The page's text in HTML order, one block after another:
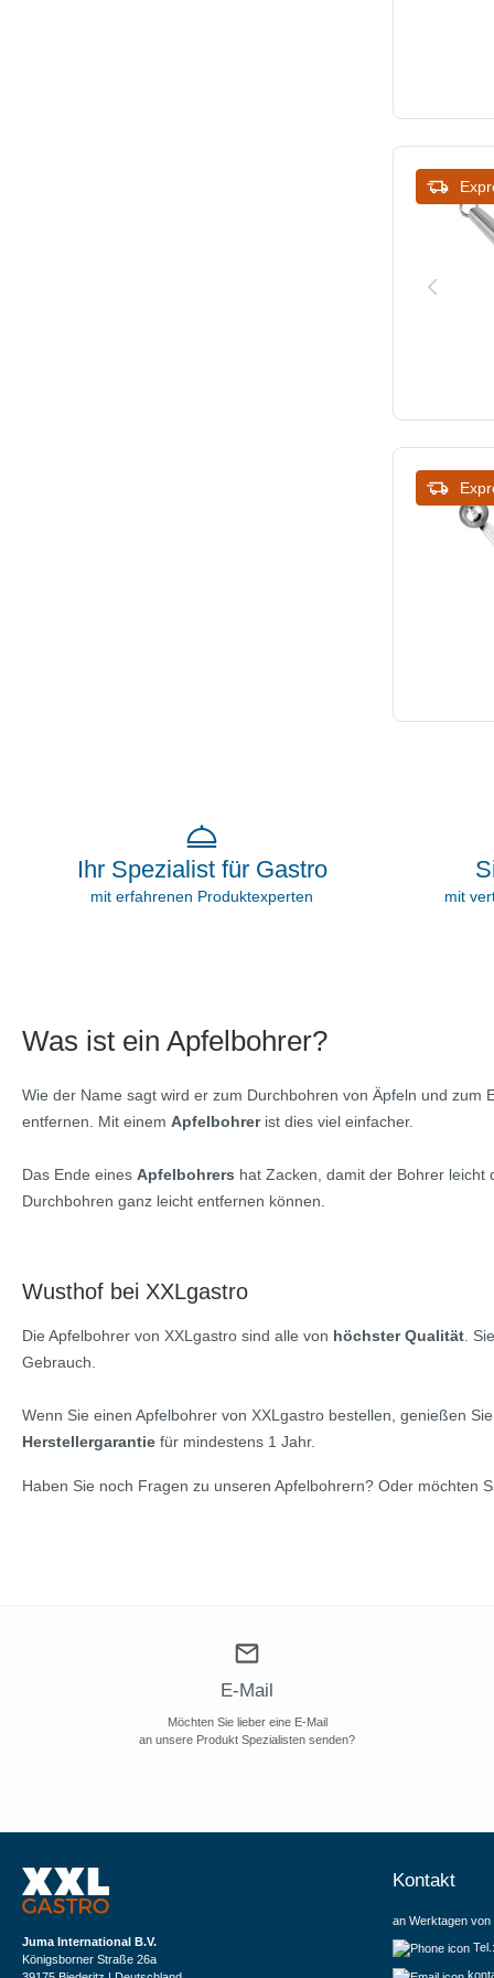
Ihr Spezialist für Gastro
mit erfahrenen Produktexperten mit
Was ist ein Apfelbohrer?
Wie der Name sagt wird er zum Durchbohren von Äpfeln und
entfernen. Mit einem Apfelbohrer ist dies viel einfacher.
Das Ende eines Apfelbohrers hat Zacken, damit der Bohrer leicht
Durchbohren ganz leicht entfernen können.
Wusthof bei XXLgastro
Die Apfelbohrer von XXLgastro sind alle von höchster Qualität.
Gebrauch.
Wenn Sie einen Apfelbohrer von XXLgastro bestellen, genießen
Herstellergarantie für mindestens 1 Jahr.
Haben Sie noch Fragen zu unseren Apfelbohrern? Oder möchten
E-Mail
Möchten Sie lieber eine E-Mail
an unsere Produkt Spezialisten senden?
Juma International B.V.
Königsborner Straße 26a
Kontakt
an Werktagen